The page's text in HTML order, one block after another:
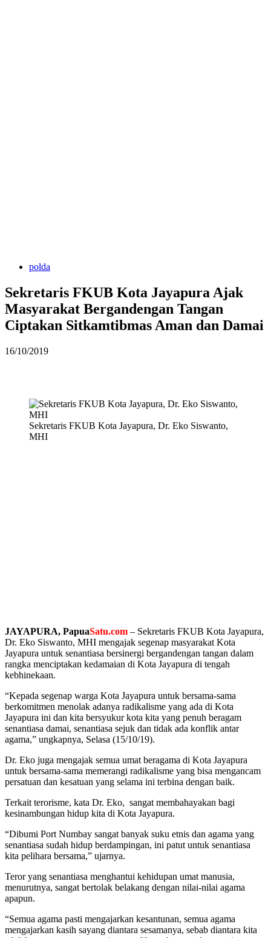
polda
Sekretaris FKUB Kota Jayapura Ajak
Masyarakat Bergandengan Tangan
Ciptakan Sitkamtibmas Aman dan Damai
16/10/2019
Sekretaris FKUB Kota Jayapura, Dr. Eko Siswanto,
MHI
JAYAPURA, PapuaSatu.com – Sekretaris FKUB Kota Jayapura,
Dr. Eko Siswanto, MHI mengajak segenap masyarakat Kota
Jayapura untuk senantiasa bersinergi bergandengan tangan dalam
rangka menciptakan kedamaian di Kota Jayapura di tengah
kebhinekaan.
“Kepada segenap warga Kota Jayapura untuk bersama-sama
berkomitmen menolak adanya radikalisme yang ada di Kota
Jayapura ini dan kita bersyukur kota kita yang penuh beragam
senantiasa damai, senantiasa sejuk dan tidak ada konflik antar
agama,” ungkapnya, Selasa (15/10/19).
Dr. Eko juga mengajak semua umat beragama di Kota Jayapura
untuk bersama-sama memerangi radikalisme yang bisa mengancam
persatuan dan kesatuan yang selama ini terbina dengan baik.
Terkait terorisme, kata Dr. Eko, sangat membahayakan bagi
kesinambungan hidup kita di Kota Jayapura.
“Dibumi Port Numbay sangat banyak suku etnis dan agama yang
senantiasa sudah hidup berdampingan, ini patut untuk senantiasa
kita pelihara bersama,” ujarnya.
Teror yang senantiasa menghantui kehidupan umat manusia,
menurutnya, sangat bertolak belakang dengan nilai-nilai agama
apapun.
“Semua agama pasti mengajarkan kesantunan, semua agama
mengajarkan kasih sayang diantara sesamanya, sebab diantara kita